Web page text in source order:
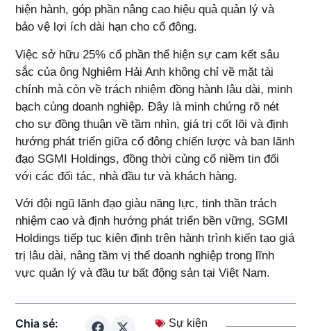
hiện hành, góp phần nâng cao hiệu quả quản lý và
bảo vệ lợi ích dài hạn cho cổ đông.
Việc sở hữu 25% cổ phần thể hiện sự cam kết sâu
sắc của ông Nghiêm Hải Anh không chỉ về mặt tài
chính mà còn về trách nhiệm đồng hành lâu dài, minh
bạch cùng doanh nghiệp. Đây là minh chứng rõ nét
cho sự đồng thuận về tầm nhìn, giá trị cốt lõi và định
hướng phát triển giữa cổ đông chiến lược và ban lãnh
đạo SGMI Holdings, đồng thời củng cố niềm tin đối
với các đối tác, nhà đầu tư và khách hàng.
Với đội ngũ lãnh đạo giàu năng lực, tinh thần trách
nhiệm cao và định hướng phát triển bền vững, SGMI
Holdings tiếp tục kiên định trên hành trình kiến tạo giá
trị lâu dài, nâng tầm vị thế doanh nghiệp trong lĩnh
vực quản lý và đầu tư bất động sản tại Việt Nam.
Chia sẻ: Sự kiện